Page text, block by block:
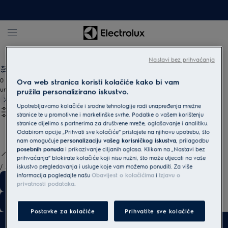
0
undefined
/ 3
Ova web stranica koristi kolačiće kako bi vam
pružila personalizirano iskustvo.
Upotrebljavamo kolačiće i srodne tehnologije radi unapređenja mrežne
stranice te u promotivne i marketinške svrhe. Podatke o vašem korištenju
stranice dijelimo s partnerima za društvene mreže, oglašavanje i analitiku.
Odabirom opcije „Prihvati sve kolačiće” pristajete na njihovu upotrebu, što
nam omogućujepersonalizaciju vašeg korisničkog iskustva, prilagodbu
posebnih ponuda i prikazivanje ciljanih oglasa. Klikom na „Nastavi bez
prihvaćanja” blokirate kolačiće koji nisu nužni, što može utjecati na vaše
iskustvo pregledavanja i usluge koje vam možemo ponuditi. Za više
informacija pogledajte našuObavijest o kolačićima i Izjavu o
privatnosti podataka.
Postavke za kolačiće Prihvatite sve kolačiće
Nastavi bez prihvaćanja